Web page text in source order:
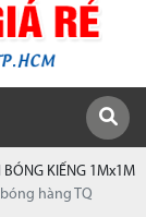
BÓNG KIẾNG 1Mx1M
hàng TQ